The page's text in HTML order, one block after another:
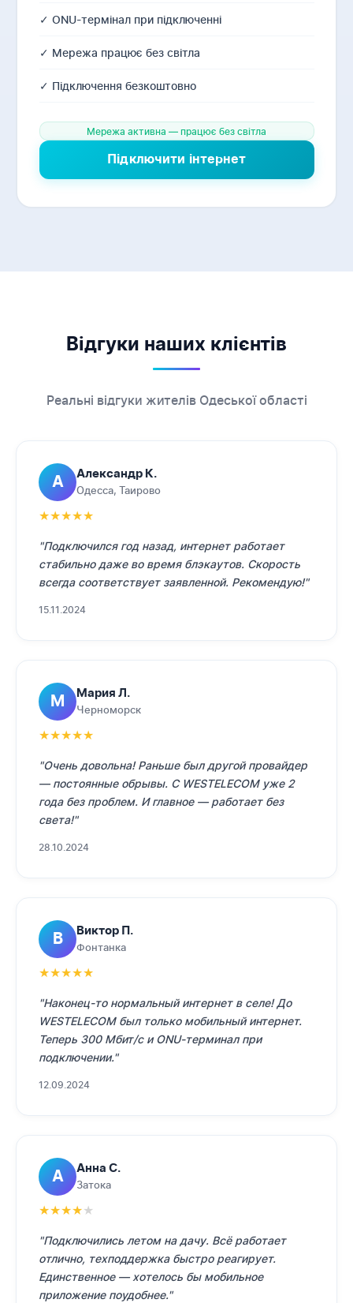
✓ ONU-термінал при підключенні
✓ Мережа працює без світла
✓ Підключення безкоштовно
Мережа активна — працює без світла
Підключити інтернет
Відгуки наших клієнтів
Реальні відгуки жителів Одеської області
А Александр К.
Одесса, Таирово
★★★★★
"Подключился год назад, интернет работает
стабильно даже во время блэкаутов. Скорость
всегда соответствует заявленной. Рекомендую!"
15.11.2024
М Мария Л.
Черноморск
★★★★★
"Очень довольна! Раньше был другой провайдер
— постоянные обрывы. С WESTELECOM уже 2
года без проблем. И главное — работает без
света!"
28.10.2024
В Виктор П.
Фонтанка
★★★★★
"Наконец-то нормальный интернет в селе! До
WESTELECOM был только мобильный интернет.
Теперь 300 Мбит/с и ONU-терминал при
подключении."
12.09.2024
А Анна С.
Затока
★★★★★
"Подключились летом на дачу. Всё работает
отлично, техподдержка быстро реагирует.
Единственное — хотелось бы мобильное
приложение поудобнее."